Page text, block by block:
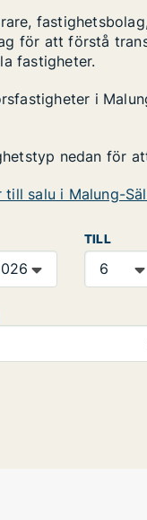
för att förstå
fastigheter.
i
nedan för
salu i Malung-
TILL